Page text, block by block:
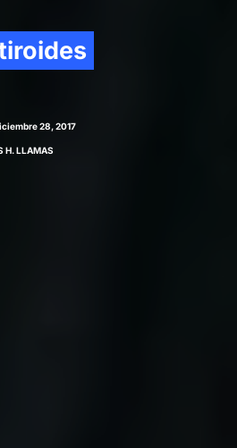
28, 2017
H. LLAMAS